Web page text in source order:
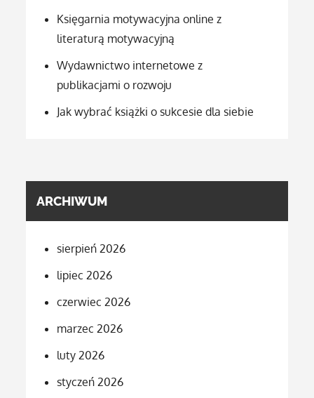
Księgarnia motywacyjna online z
literaturą motywacyjną
Wydawnictwo internetowe z
publikacjami o rozwoju
Jak wybrać książki o sukcesie dla siebie
ARCHIWUM
sierpień 2026
lipiec 2026
czerwiec 2026
marzec 2026
luty 2026
styczeń 2026